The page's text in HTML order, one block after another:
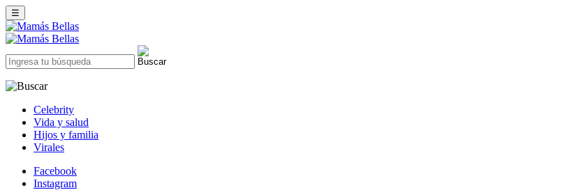
☰
Celebrity
Vida y salud
Hijos y familia
Virales
Facebook
Instagram